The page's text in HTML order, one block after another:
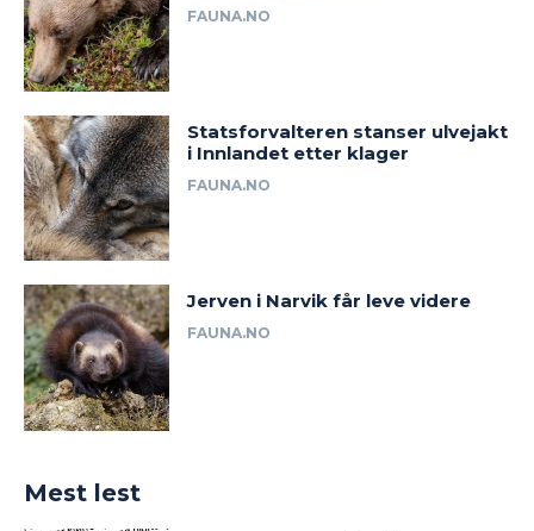
FAUNA.NO
Statsforvalteren stanser ulvejakt
i Innlandet etter klager
FAUNA.NO
Jerven i Narvik får leve videre
FAUNA.NO
Mest lest